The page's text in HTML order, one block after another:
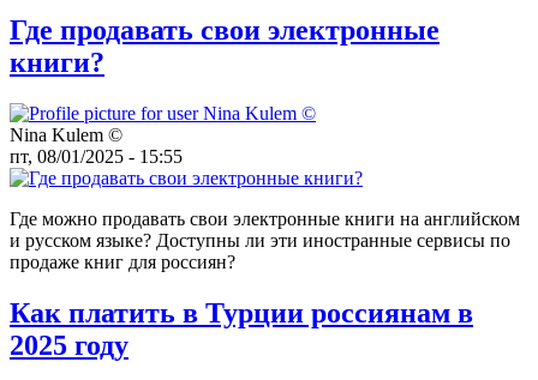
Где продавать свои электронные
книги?
Nina Kulem ©️
пт, 08/01/2025 - 15:55
Где можно продавать свои электронные книги на английском
и русском языке? Доступны ли эти иностранные сервисы по
продаже книг для россиян?
Как платить в Турции россиянам в
2025 году